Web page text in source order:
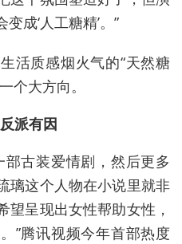
成‘人工糖精’。”
活质感烟火气的“天然糖
个大方向。
派有因
古装爱情剧，然后更多
璃这个人物在小说里就非
望呈现出女性帮助女性，
”腾讯视频今年首部热度